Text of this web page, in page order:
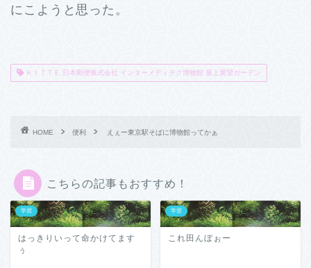
にこようと思った。
ＫＩＴＴＥ 日本郵便株式会社 インターメディテク博物館 屋上展望ガーデン
HOME 便利 えぇー東京駅そばに博物館ってかぁ
こちらの記事もおすすめ！
学習
はっきりいって命かけてます
ぅ
学習
これ田んぼぉー